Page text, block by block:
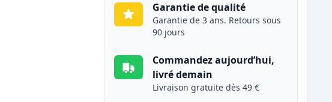
Garantie de qualité
Garantie de 3 ans. Retours sous
90 jours
Commandez aujourd’hui,
livré demain
Livraison gratuite dès 49 €